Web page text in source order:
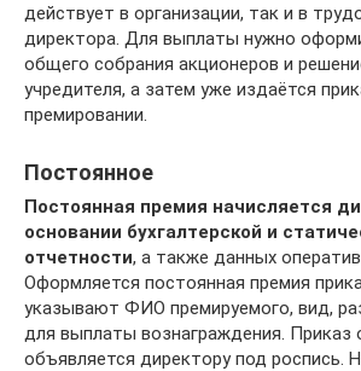
действует в организации, так и в
директора. Для выплаты нужно
общего собрания акционеров и
учредителя, а затем уже издаётся
премировании.
Постоянное
Постоянная премия начисляется
основании бухгалтерской и
отчетности, а также данных
Оформляется постоянная премия
указывают ФИО премируемого, вид,
для выплаты вознаграждения. Приказ
объявляется директору под роспись.